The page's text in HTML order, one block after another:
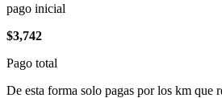
pago inicial
$3,742
Pago total
De esta forma solo pagas por los km que